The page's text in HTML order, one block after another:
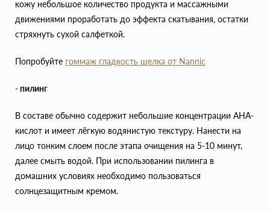
кожу небольшое количество продукта и массажными
движениями проработать до эффекта скатывания, остатки
стряхнуть сухой салфеткой.
Попробуйте гоммаж гладкость шелка от Nannic
- пилинг
В составе обычно содержит небольшие концентрации AHA-
кислот и имеет лёгкую водянистую текстуру. Нанести на
лицо тонким слоем после этапа очищения на 5-10 минут,
далее смыть водой. При использовании пилинга в
домашних условиях необходимо пользоваться
солнцезащитным кремом.